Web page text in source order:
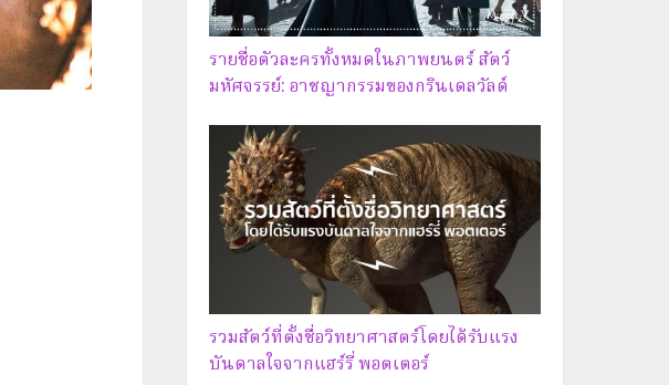
รายชื่อตัวละครทั้งหมดในภาพยนตร์ สัตว์
มหัศจรรย์: อาชญากรรมของกรินเดลวัลด์
รวมสัตว์ที่ตั้งชื่อวิทยาศาสตร์โดยได้รับแรง
บันดาลใจจากแฮร์รี่ พอตเตอร์